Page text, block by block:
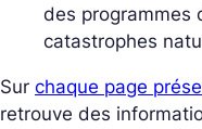
des programmes
catastrophes
Sur chaque page
retrouve des